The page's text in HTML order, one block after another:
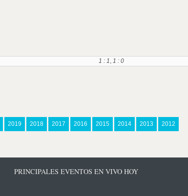
1 : 1, 1 : 0
2019 2018 2017 2016 2015 2014 2013 2012
PRINCIPALES EVENTOS EN VIVO HOY